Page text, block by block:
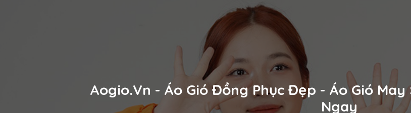
Aogio.vn - Áo Gió Đồng Phục Đẹp - Áo Gió May
Ngay